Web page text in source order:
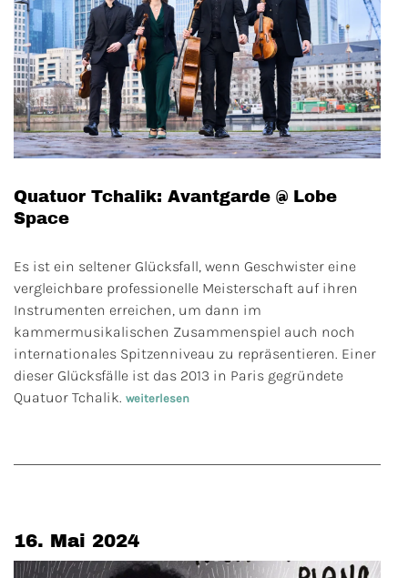
Quatuor Tchalik: Avantgarde @ Lobe
Space
Es ist ein seltener Glücksfall, wenn Geschwister eine
vergleichbare professionelle Meisterschaft auf ihren
Instrumenten erreichen, um dann im
kammermusikalischen Zusammenspiel auch noch
internationales Spitzenniveau zu repräsentieren. Einer
dieser Glücksfälle ist das 2013 in Paris gegründete
Quatuor Tchalik. weiterlesen
16. Mai 2024